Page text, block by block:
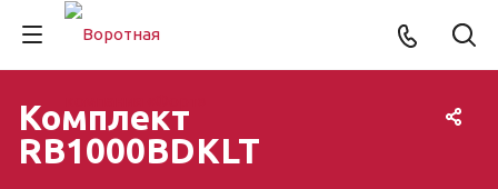
Комплект
RB1000BDKLT